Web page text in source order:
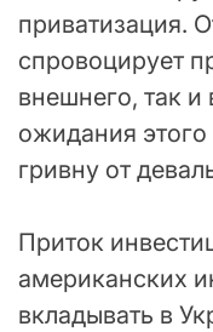
приватизация.
спровоцирует
внешнего, так и
ожидания
гривну от
Приток
американских
вкладывать в